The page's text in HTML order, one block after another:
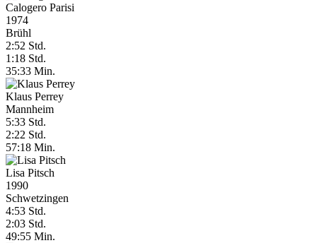
Calogero Parisi
1974
Brühl
2:52 Std.
1:18 Std.
35:33 Min.
Klaus Perrey
Mannheim
5:33 Std.
2:22 Std.
57:18 Min.
Lisa Pitsch
1990
Schwetzingen
4:53 Std.
2:03 Std.
49:55 Min.